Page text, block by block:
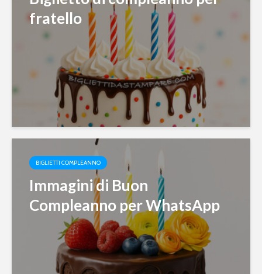
fratello
BIGLIETTI COMPLEANNO
Immagini di Buon
Compleanno per WhatsApp